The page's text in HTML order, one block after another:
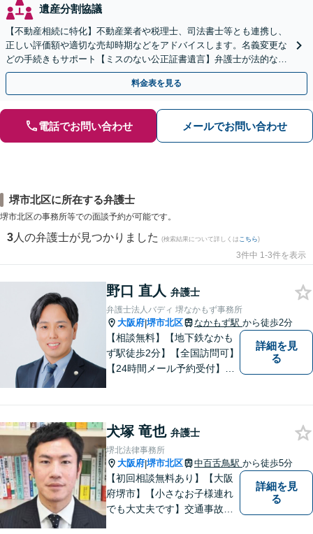
遺産分割協議
【不動産相続に特化】不動産業者や税理士、司法書士等とも連携し、
正しい評価額や適切な売却時期などをアドバイスします。名義変更な
どの手続きもサポート【ミスのない公正証書遺言】弁護士が法的な観
点から遺言書を作成します。
料金表を見る
電話でお問い合わせ メールでお問い合わせ
堺市北区に所在する弁護士
堺市北区の事務所等での面談予約が可能です。
3 人の弁護士が見つかりました (検索結果について詳しくは こちら)
3件中 1-3件を表示
野口 直人 弁護士
弁護士法人バディ 堺なかもず事務所
大阪府|堺市北区 なかもず駅 から徒歩2分
【相談無料】【地下鉄なかも
ず駅徒歩2分】【全国訪問可】
【24時間メール予約受付】
ます。
詳細を見
る
犬塚 竜也 弁護士
堺北法律事務所
大阪府|堺市北区 中百舌鳥駅 から徒歩5分
【初回相談無料あり】【大阪
府堺市】【小さなお子様連れ
でも大丈夫です】交通事故、
詳細を見
る